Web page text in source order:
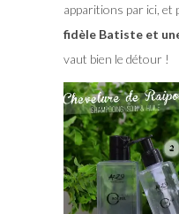
apparitions par ici, et
fidèle Batiste et
vaut bien le détour !